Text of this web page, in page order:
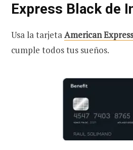
Express Black de
Usa la tarjetaAmerican
cumple todos tus sueños.